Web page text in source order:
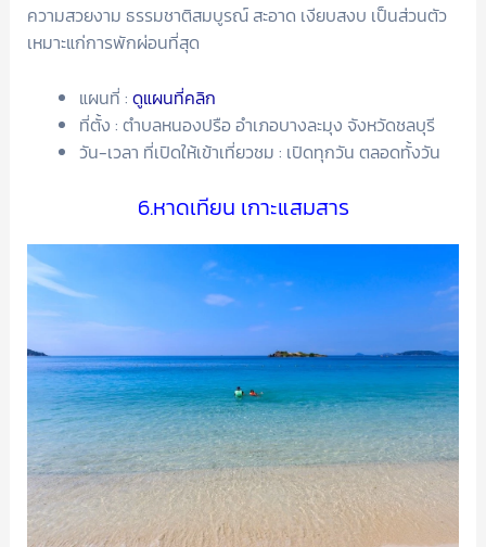
ความสวยงาม ธรรมชาติสมบูรณ์ สะอาด เงียบสงบ เป็นส่วนตัว
เหมาะแก่การพักผ่อนที่สุด
แผนที่ : ดูแผนที่คลิก
ที่ตั้ง : ตำบลหนองปรือ อำเภอบางละมุง จังหวัดชลบุรี
วัน-เวลา ที่เปิดให้เข้าเที่ยวชม : เปิดทุกวัน ตลอดทั้งวัน
6.หาดเทียน เกาะแสมสาร